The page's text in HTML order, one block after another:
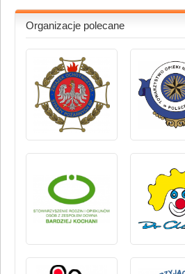
Organizacje polecane